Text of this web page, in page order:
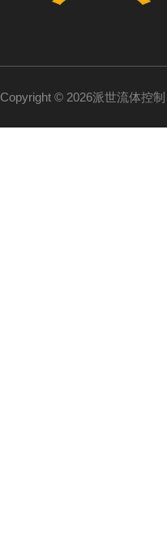
Copyright © 2026派世流体控